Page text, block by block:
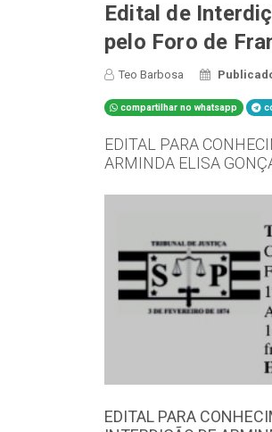
Edital de
pelo Foro de
Teo Barbosa
compartilhar no whatsapp
EDITAL PARA
ARMINDA ELISA
EDITAL PARA